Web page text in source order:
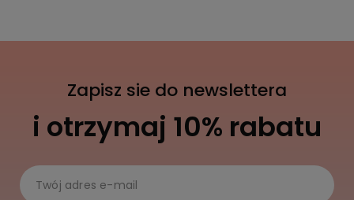
Zapisz sie do newslettera
i otrzymaj 10% rabatu
Twój adres e-mail